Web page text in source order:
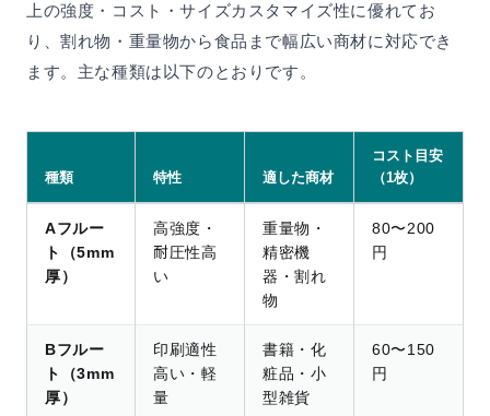
上の強度・コスト・サイズカスタマイズ性に優れてお
り、割れ物・重量物から食品まで幅広い商材に対応でき
ます。主な種類は以下のとおりです。
種類 特性 適した商材
コスト目安
（1枚）
Aフルー
ト（5mm
厚）
高強度・
耐圧性高
い
重量物・
精密機
器・割れ
物
80〜200
円
Bフルー
ト（3mm
厚）
印刷適性
高い・軽
量
書籍・化
粧品・小
型雑貨
60〜150
円